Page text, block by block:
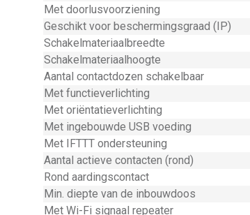
Met doorlusvoorziening
Geschikt voor beschermingsgraad (IP)
Schakelmateriaalbreedte
Schakelmateriaalhoogte
Aantal contactdozen schakelbaar
Met functieverlichting
Met oriëntatieverlichting
Met ingebouwde USB voeding
Met IFTTT ondersteuning
Aantal actieve contacten (rond)
Rond aardingscontact
Min. diepte van de inbouwdoos
Met Wi-Fi signaal repeater